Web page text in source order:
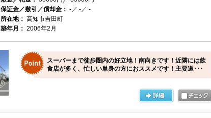
保証金／敷引／償却金： -／ -／ -
所在地： 高知市吉田町
築年月： 2006年2月
スーパーまで徒歩圏内の好立地！南向きです！近隣には飲
食店が多く、忙しい単身の方におススメです！主要道･･･